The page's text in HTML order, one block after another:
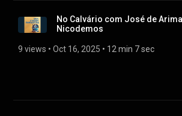
No Calvário com José de
Nicodemos
9 views • Oct 16, 2025 • 12 min 7 sec